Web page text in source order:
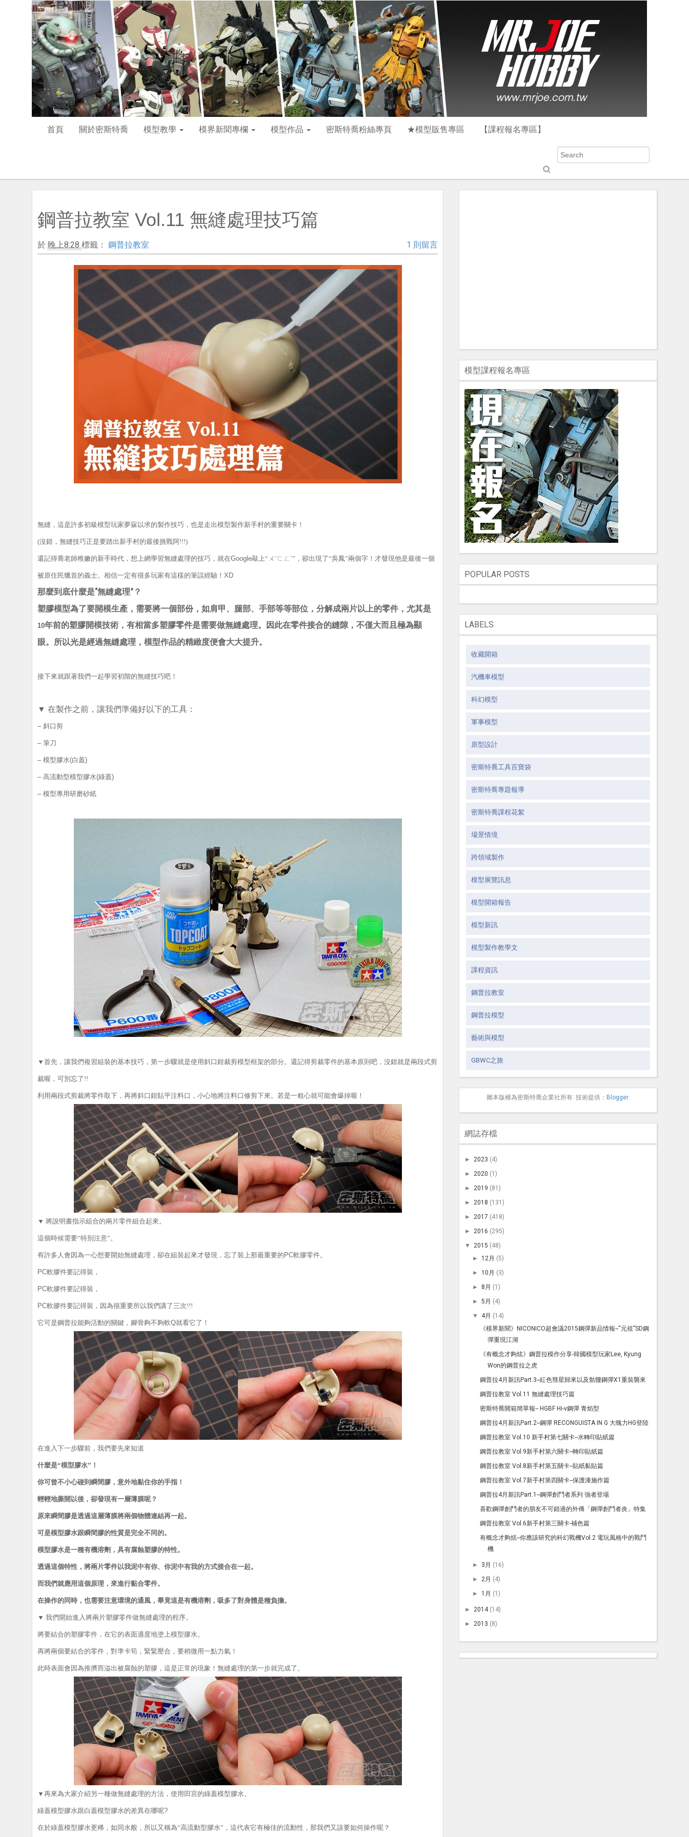
首頁 關於密斯特喬 模型教學 模界新聞專欄 模型作品 密斯特喬粉絲專頁 ★模型販售專區 【課程報名專區】
S
u
b
鋼普拉教室 Vol.11 無縫處理技巧篇
於 晚上8:28 標籤： 鋼普拉教室 1 則留言
無縫，這是許多初級模型玩家夢寐以求的製作技巧，也是走出模型製作新手村的重要關卡！
(沒錯，無縫技巧正是要踏出新手村的最後挑戰阿!!!)
還記得喬老師稚嫩的新手時代，想上網學習無縫處理的技巧，就在Google敲上“ㄨˊㄈㄥˋ”，卻出現了“吳鳳”兩個字！才發現他是最後一個
被原住民獵首的義士。相信一定有很多玩家有這樣的筆誤經驗！ XD
那麼到底什麼是“無縫處理”？
塑膠模型為了要開模生產，需要將一個部份，如肩甲、腿部、手部等等部位，分解成兩片以上的零件，尤其是
10年前的塑膠開模技術，有相當多塑膠零件是需要做無縫處理。因此在零件接合的縫隙，不僅大而且極為顯
眼。所以光是經過無縫處理，模型作品的精緻度便會大大提升。
接下來就跟著我們一起學習初階的無縫技巧吧！
▼ 在製作之前，讓我們準備好以下的工具：
– 斜口剪
– 筆刀
– 模型膠水(白蓋)
– 高流動型模型膠水(綠蓋)
– 模型專用研磨砂紙
▼ 首先，讓我們複習組裝的基本技巧，第一步驟就是使用斜口鉗裁剪模型框架的部分。還記得剪裁零件的基本原則吧，沒錯就是兩段式剪
裁喔，可別忘了!!
利用兩段式剪裁將零件取下，再將斜口鉗貼平注料口，小心地將注料口修剪下來。若是一粗心就可能會爆掉喔！
▼ 將說明書指示組合的兩片零件組合起來。
這個時候需要“特別注意”。
有許多人會因為一心想要開始無縫處理，卻在組裝起來才發現，忘了裝上那最重要的 PC軟膠零件。
PC軟膠件要記得裝 ，
PC軟膠件要記得裝 ，
PC軟膠件要記得裝 ，因為很重要所以我們講了三次!!!
它可是鋼普拉能夠活動的關鍵，腳骨夠不夠軟Q就看它了！
在進入下一步驟前，我們要先來知道
什麼是“模型膠水”！
你可曾不小心碰到瞬間膠，意外地黏住你的手指！
輕輕地撕開以後，卻發現有一層薄膜呢？
原來瞬間膠是透過這層薄膜將兩個物體連結再一起。
可是模型膠水跟瞬間膠的性質是完全不同的。
模型膠水是一種有機溶劑，具有腐蝕塑膠的特性。
透過這個特性，將兩片零件以我泥中有你、你泥中有我的方式接合在一起。
而我們就應用這個原理，來進行黏合零件。
在操作的同時，也需要注意環境的通風，畢竟這是有機溶劑，吸多了對身體是種負擔。
▼ 我們開始進入將兩片塑膠零件做無縫處理的程序。
將要結合的塑膠零件，在它的表面適度地塗上模型膠水。
再將兩個要結合的零件，對準卡筍，緊緊壓合， 要稍微用一點力氣！
此時表面會因為推擠而溢出被腐蝕的塑膠，這是正常的現象！ 無縫處理的第一步就完成了。
▼ 再來為大家介紹另一種做無縫處理的方法，使用田宮的綠蓋模型膠水。
綠蓋模型膠水跟白蓋模型膠水的差異在哪呢?
在於綠蓋模型膠水更稀，如同水般，所以又稱為“高流動型膠水”，這代表它有極佳的流動性，那我們又該要如何操作呢？
模型課程報名專區
POPULAR POSTS
LABELS
收藏開箱
汽機車模型
科幻模型
軍事模型
原型設計
密斯特喬工具百寶袋
密斯特喬專題報導
密斯特喬課程花絮
場景情境
跨領域製作
模型展覽訊息
模型開箱報告
模型新訊
模型製作教學文
課程資訊
鋼普拉教室
鋼普拉模型
藝術與模型
GBWC之旅
圖本版權為密斯特喬企業社所有. 技術提供： Blogger.
網誌存檔
►2023 (4)
►2020 (1)
►2019 (81)
►2018 (131)
►2017 (418)
►2016 (295)
▼ 2015 (48)
► 12月 (5)
► 10月 (3)
► 8月 (1)
► 5月 (4)
▼
4月 (14)
《模界新聞》NICONICO超會議2015鋼彈新品情報--“元祖”SD鋼
彈重現江湖
《有概念才夠炫》鋼普拉模作分享-韓國模型玩家Lee, Kyung
Won的鋼普拉之虎
鋼普拉4月新訊Part.3--紅色彗星歸來以及骷髏鋼彈X1重裝襲來
鋼普拉教室 Vol.11 無縫處理技巧篇
密斯特喬開箱簡單報-- HGBF Hi-ν鋼彈 青焰型
鋼普拉4月新訊Part.2--鋼彈 RECONGUISTA IN G 大魄力HG登陸
鋼普拉教室 Vol.10 新手村第七關卡--水轉印貼紙篇
鋼普拉教室 Vol.9新手村第六關卡--轉印貼紙篇
鋼普拉教室 Vol.8新手村第五關卡--貼紙黏貼篇
鋼普拉教室 Vol.7新手村第四關卡--保護漆施作篇
鋼普拉4月新訊Part.1--鋼彈創鬥者系列 強者登場
喜歡鋼彈創鬥者的朋友不可錯過的外傳「鋼彈創鬥者炎」特集
鋼普拉教室 Vol.6新手村第三關卡-補色篇
有概念才夠炫--你應該研究的科幻戰機Vol.2 電玩風格中的戰鬥
機
► 3月 (16)
► 2月 (4)
► 1月 (1)
►2014 (14)
►2013 (8)